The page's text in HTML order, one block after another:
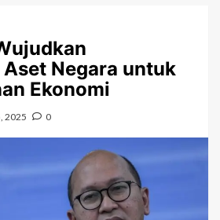
Negara untuk
Ekonomi
2025 0